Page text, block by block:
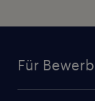
Für